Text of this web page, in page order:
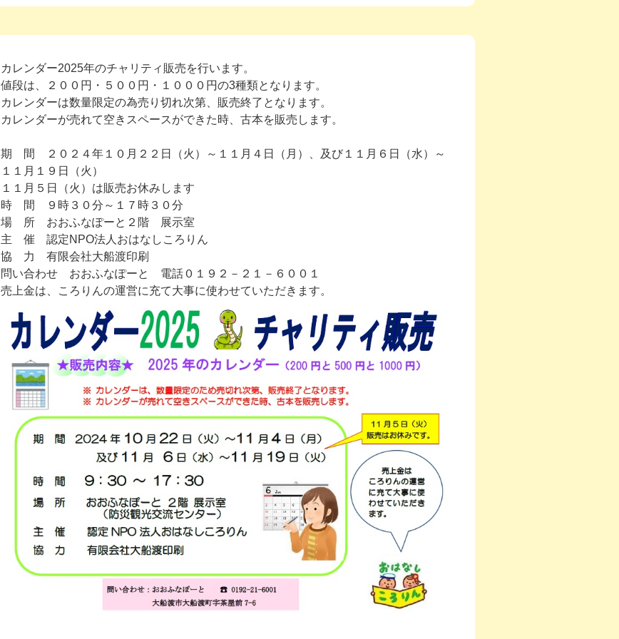
カレンダー2025年のチャリティ販売を行います。
値段は、２００円・５００円・１０００円の3種類となります。
カレンダーは数量限定の為売り切れ次第、販売終了となります。
カレンダーが売れて空きスペースができた時、古本を販売します。
期 間 ２０２４年１０月２２日（火）～１１月４日（月）、及び１１月６日（水）～
１１月１９日（火）
１１月５日（火）は販売お休みします
時 間 ９時３０分～１７時３０分
場 所 おおふなぽーと２階 展示室
主 催 認定NPO法人おはなしころりん
協 力 有限会社大船渡印刷
問い合わせ おおふなぽーと 電話０１９２－２１－６００１
売上金は、ころりんの運営に充て大事に使わせていただきます。